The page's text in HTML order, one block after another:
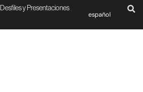
Desfiles y Presentaciones
español